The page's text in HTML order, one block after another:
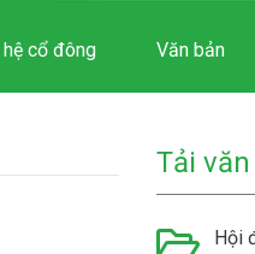
hệ cổ đông Văn bản
Tải
Hội